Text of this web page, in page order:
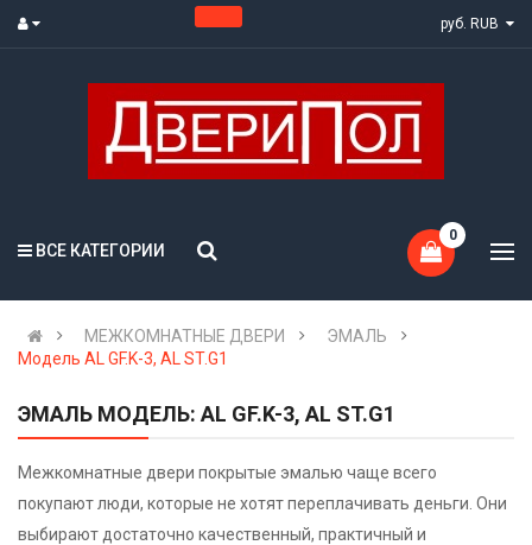
ВСЕ КАТЕГОРИИ
0
МЕЖКОМНАТНЫЕ ДВЕРИ
ЭМАЛЬ
Модель AL GF.K-3, AL ST.G1
ЭМАЛЬ МОДЕЛЬ: AL GF.K-3, AL ST.G1
Межкомнатные двери покрытые эмалью чаще всего
покупают люди, которые не хотят переплачивать деньги. Они
выбирают достаточно качественный, практичный и